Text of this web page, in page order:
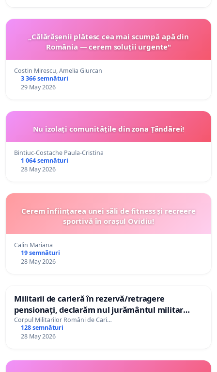
„Călărășenii plătesc cea mai scumpă apă din
România — cerem soluții urgente"
Costin Mirescu, Amelia Giurcan
3 366 semnături
29 May 2026
Nu izolați comunitățile din zona Țăndărei!
Bintiuc-Costache Paula-Cristina
1 064 semnături
28 May 2026
Cerem înființarea unei săli de fitness și recreere
sportivă în orașul Ovidiu!
Calin Mariana
19 semnături
28 May 2026
Militarii de carieră în rezervă/retragere
pensionați, declarăm nul jurământul militar
depus - în semn de protest față de persecuția
politică și socială la care suntem supuși!
Corpul Militarilor Români de Cari…
128 semnături
28 May 2026